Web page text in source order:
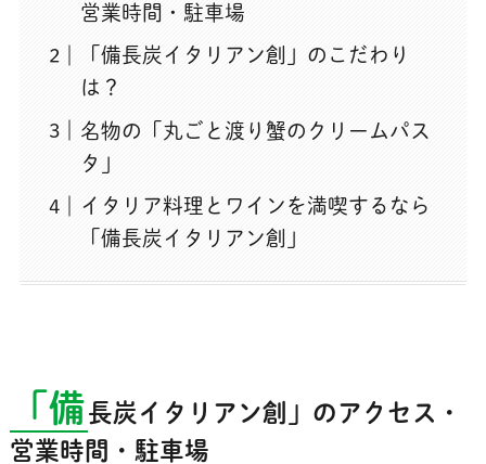
営業時間・駐車場
「備長炭イタリアン創」のこだわり
は？
名物の「丸ごと渡り蟹のクリームパス
タ」
イタリア料理とワインを満喫するなら
「備長炭イタリアン創」
「備長炭イタリアン創」のアクセス・
営業時間・駐車場